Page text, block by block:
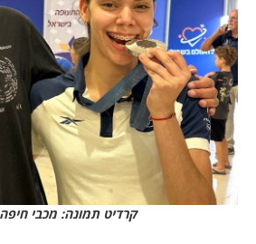
קרדיט תמונה: מכבי